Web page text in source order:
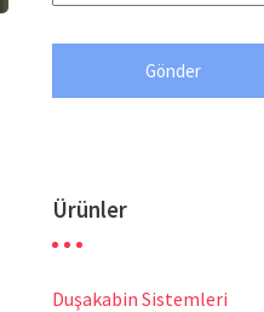
Ürünler
Duşakabin Sistemleri